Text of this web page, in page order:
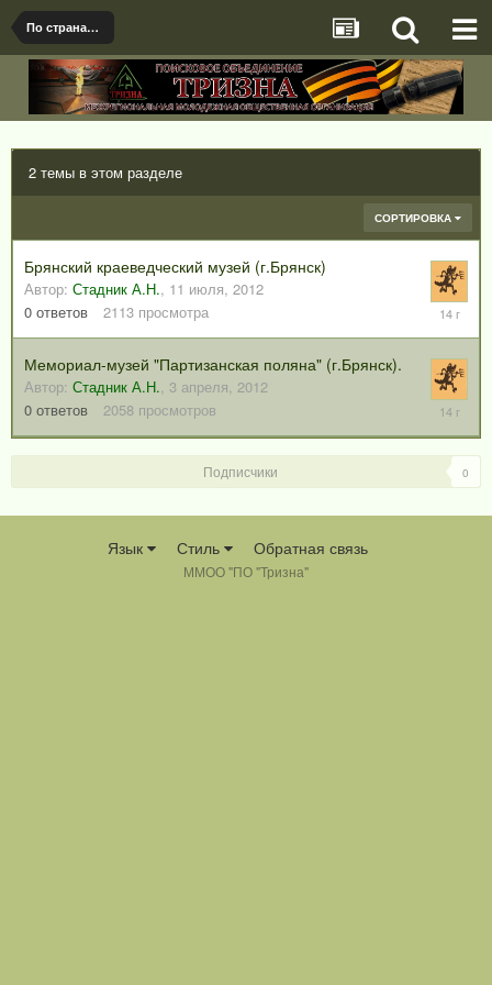
По странам и регионам
2 темы в этом разделе
СОРТИРОВКА
Брянский краеведческий музей (г.Брянск)
Автор: Стадник А.Н., 11 июля, 2012
0 ответов 2113 просмотра
11
2012
Мемориал-музей "Партизанская поляна" (г.Брянск).
Автор: Стадник А.Н., 3 апреля, 2012
0 ответов 2058 просмотров
2012
Подписчики 0
Язык Стиль Обратная связь
ММОО "ПО "Тризна"